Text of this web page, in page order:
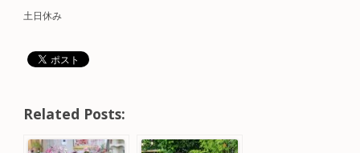
土日休み
Related Posts: